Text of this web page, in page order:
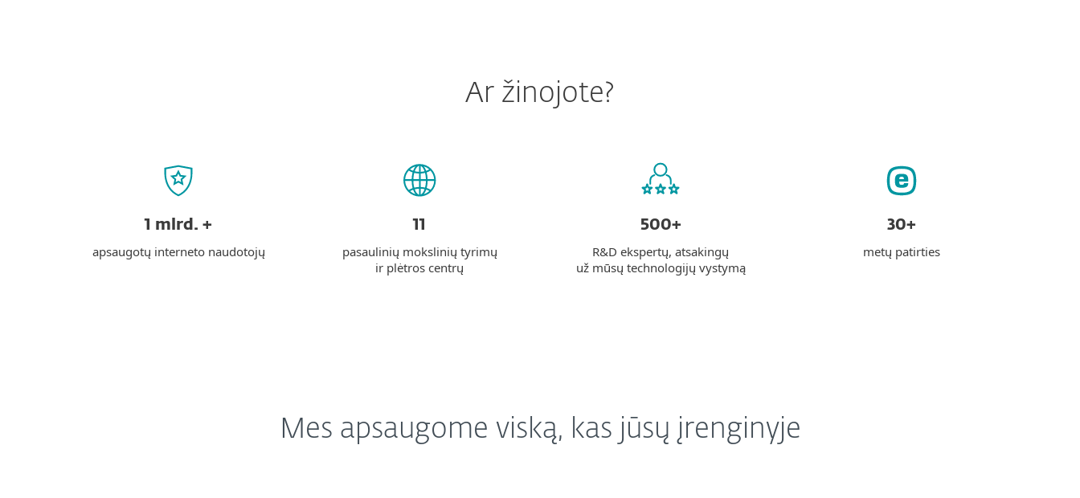
Ar žinojote?
1 mlrd. +
apsaugotų interneto naudotojų
11
pasaulinių mokslinių tyrimų
ir plėtros centrų
500+
R&D ekspertų, atsakingų
už mūsų technologijų vystymą
30+
metų patirties
Mes apsaugome viską, kas jūsų įrenginyje